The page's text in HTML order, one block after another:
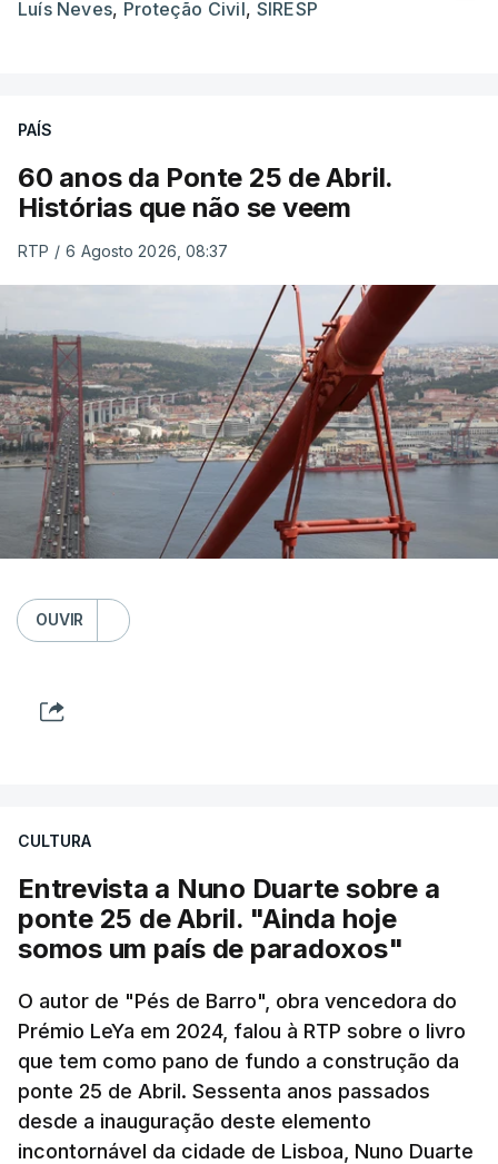
Luís Neves, Proteção Civil, SIRESP
PAÍS
60 anos da Ponte 25 de Abril.
Histórias que não se veem
RTP / 6 Agosto 2026, 08:37
OUVIR
CULTURA
Entrevista a Nuno Duarte sobre a
ponte 25 de Abril. "Ainda hoje
somos um país de paradoxos"
O autor de "Pés de Barro", obra vencedora do
Prémio LeYa em 2024, falou à RTP sobre o livro
que tem como pano de fundo a construção da
ponte 25 de Abril. Sessenta anos passados
desde a inauguração deste elemento
incontornável da cidade de Lisboa, Nuno Duarte